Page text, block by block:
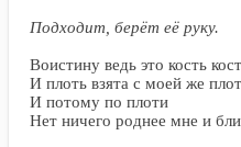
Подходит, берёт её руку.
Воистину ведь это кость
И плоть взята с моей же
И потому по плоти
Нет ничего роднее мне и